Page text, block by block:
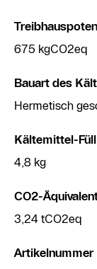
675 kgCO2eq
Bauart des
Hermetisch
Kältemittel-
4,8 kg
CO2-
3,24 tCO2eq
Artikelnummer